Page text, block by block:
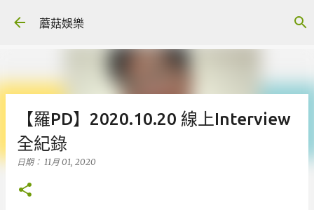
蘑菇娛樂
【羅PD】2020.10.20 線上Interview
全紀錄
日期： 11月 01, 2020